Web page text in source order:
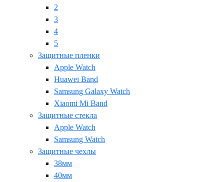
2
3
4
5
Защитные пленки
Apple Watch
Huawei Band
Samsung Galaxy Watch
Xiaomi Mi Band
Защитные стекла
Apple Watch
Samsung Watch
Защитные чехлы
38мм
40мм